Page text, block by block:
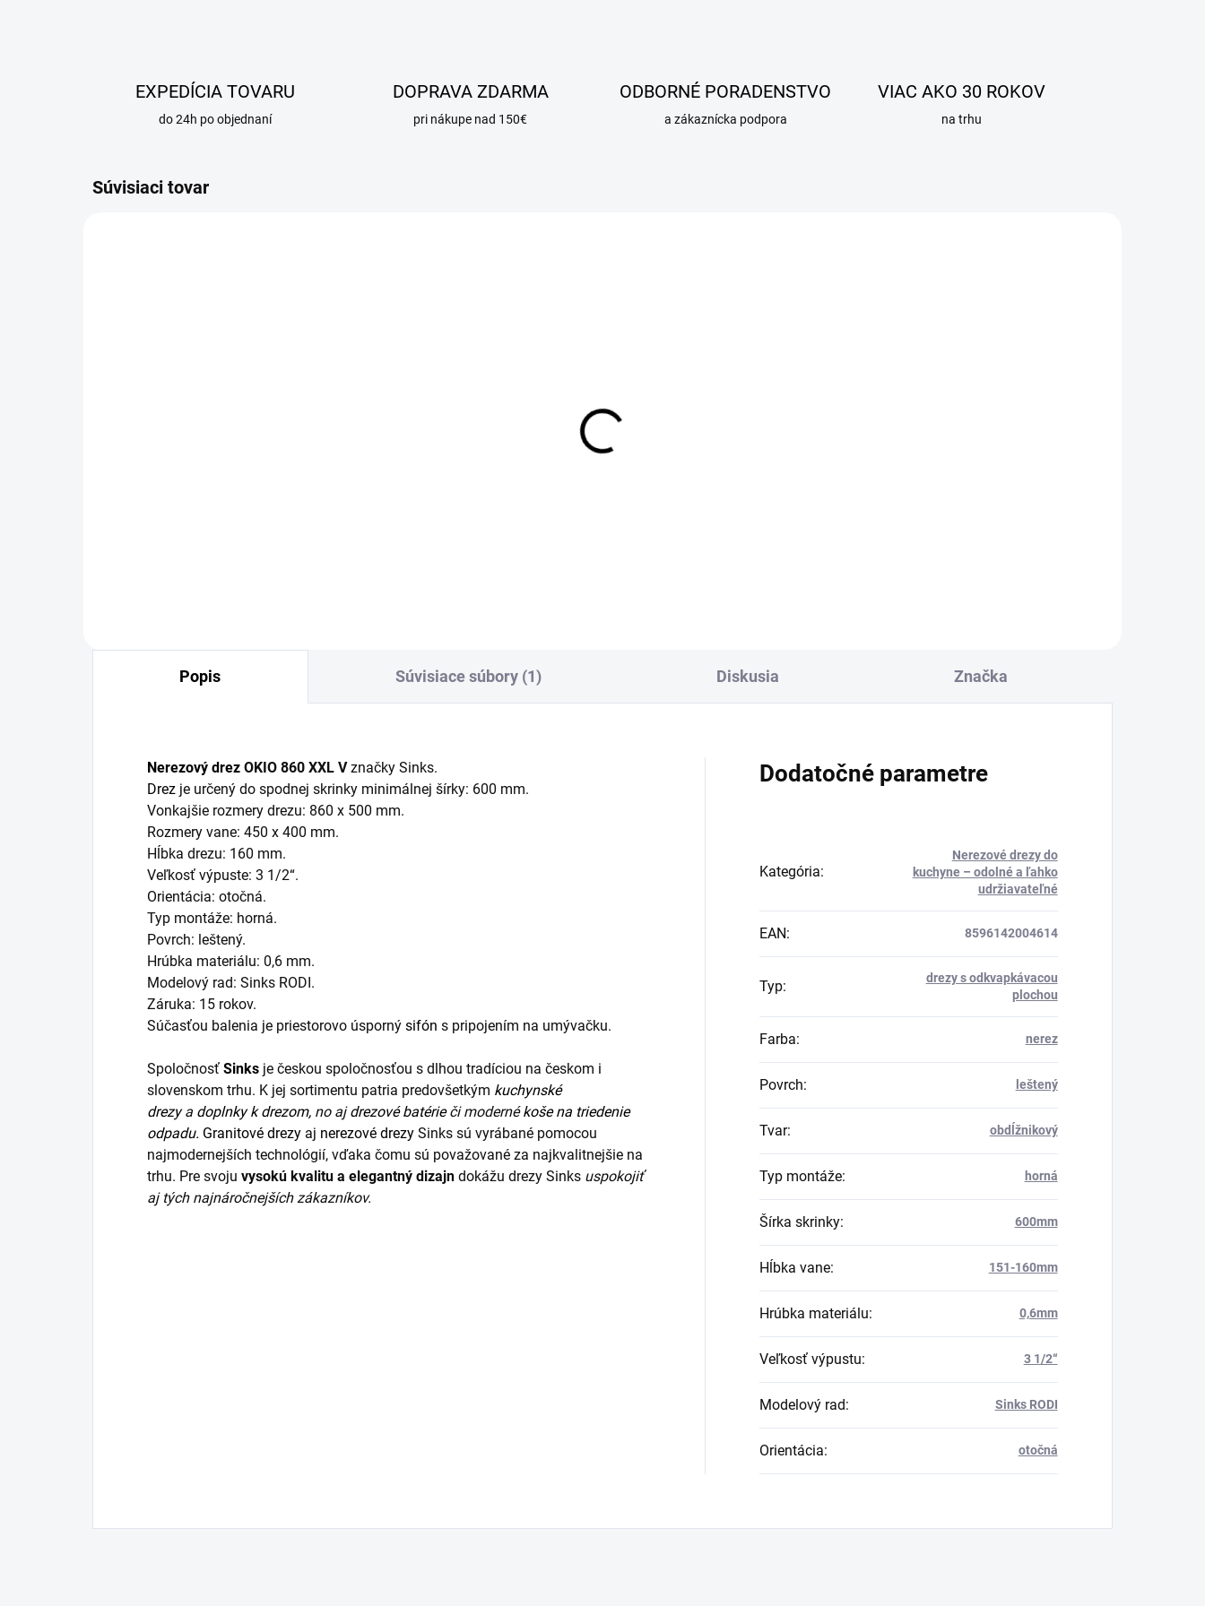
EXPEDÍCIA TOVARU
do 24h po objednaní
DOPRAVA ZDARMA
pri nákupe nad 150€
ODBORNÉ PORADENSTVO
a zákaznícka podpora
VIAC AKO 30 ROKOV
na trhu
Súvisiaci tovar
Popis Súvisiace súbory (1) Diskusia Značka
Nerezový drez OKIO 860 XXL Vznačky Sinks.
Drez je určený do spodnej skrinky minimálnej šírky: 600 mm.
Vonkajšie rozmery drezu: 860 x 500 mm.
Rozmery vane: 450 x 400 mm.
Hĺbka drezu: 160 mm.
Veľkosť výpuste: 3 1/2“.
Orientácia: otočná.
Typ montáže: horná.
Povrch: leštený.
Hrúbka materiálu: 0,6 mm.
Modelový rad: Sinks RODI.
Záruka: 15 rokov.
Súčasťou balenia je priestorovo úsporný sifón s pripojením na umývačku.
Spoločnosť Sinks je českou spoločnosťou s dlhou tradíciou na českom i
slovenskom trhu. K jej sortimentu patria predovšetkým kuchynské
drezya doplnky k drezom, no ajdrezové batérieči modernékoše na triedenie
odpadu. Granitové drezy aj nerezové drezy Sinks sú vyrábané pomocou
najmodernejších technológií, vďaka čomu sú považované za najkvalitnejšie na
trhu. Pre svoju vysokú kvalitu a elegantný dizajn dokážu drezy Sinks uspokojiť
aj tých najnáročnejších zákazníkov.
Dodatočné parametre
Kategória:
Nerezové drezy do
kuchyne – odolné a ľahko
udržiavateľné
EAN: 8596142004614
Typ:
drezy s odkvapkávacou
plochou
Farba: nerez
Povrch: leštený
Tvar: obdĺžnikový
Typ montáže: horná
Šírka skrinky: 600mm
Hĺbka vane: 151-160mm
Hrúbka materiálu: 0,6mm
Veľkosť výpustu: 3 1/2“
Modelový rad: Sinks RODI
Orientácia: otočná